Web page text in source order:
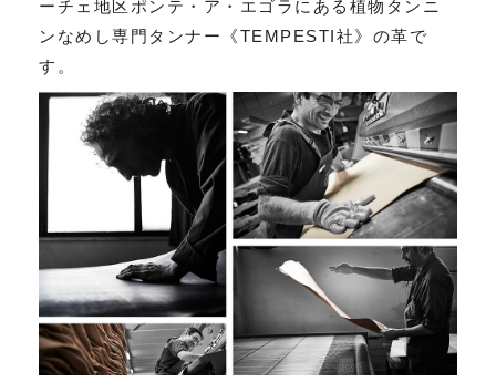
ーチェ地区ポンテ・ア・エゴラにある植物タンニ
ンなめし専門タンナー《TEMPESTI社》の革で
す。